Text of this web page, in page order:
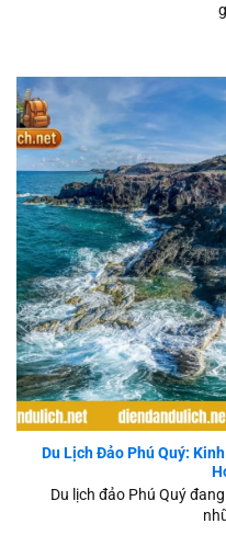
Kinh Nghiệm
Du Lịch Đảo Phú Quý:
Du lịch đảo Phú Quý